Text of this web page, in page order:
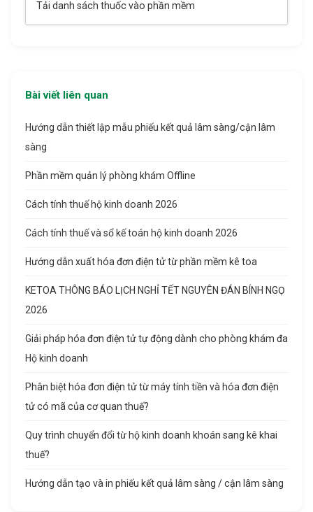
Tải danh sách thuốc vào phần mềm
Bài viết liên quan
Hướng dẫn thiết lập mẫu phiếu kết quả lâm sàng/cận lâm
sàng
Phần mềm quản lý phòng khám Offline
Cách tính thuế hộ kinh doanh 2026
Cách tính thuế và sổ kế toán hộ kinh doanh 2026
Hướng dẫn xuất hóa đơn điện tử từ phần mềm kê toa
KETOA THÔNG BÁO LỊCH NGHỈ TẾT NGUYÊN ĐÁN BÍNH NGỌ
2026
Giải pháp hóa đơn điện tử tự động dành cho phòng khám đa
Hộ kinh doanh
Phân biệt hóa đơn điện tử từ máy tính tiền và hóa đơn điện
tử có mã của cơ quan thuế?
Quy trình chuyển đổi từ hộ kinh doanh khoán sang kê khai
thuế?
Hướng dẫn tạo và in phiếu kết quả lâm sàng / cận lâm sàng